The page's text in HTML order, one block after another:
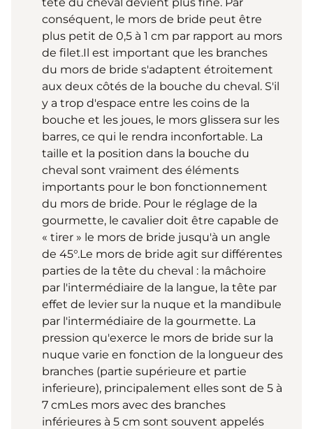
conséquent, le mors de bride peut être
plus petit de 0,5 à 1 cm par rapport au mors
de filet.Il est important que les branches
du mors de bride s'adaptent étroitement
aux deux côtés de la bouche du cheval. S'il
y a trop d'espace entre les coins de la
bouche et les joues, le mors glissera sur les
barres, ce qui le rendra inconfortable. La
taille et la position dans la bouche du
cheval sont vraiment des éléments
importants pour le bon fonctionnement
du mors de bride. Pour le réglage de la
gourmette, le cavalier doit être capable de
« tirer » le mors de bride jusqu'à un angle
de 45°.Le mors de bride agit sur différentes
parties de la tête du cheval : la mâchoire
par l'intermédiaire de la langue, la tête par
effet de levier sur la nuque et la mandibule
par l'intermédiaire de la gourmette. La
pression qu'exerce le mors de bride sur la
nuque varie en fonction de la longueur des
branches (partie supérieure et partie
inferieure), principalement elles sont de 5 à
7 cmLes mors avec des branches
inférieures à 5 cm sont souvent appelés